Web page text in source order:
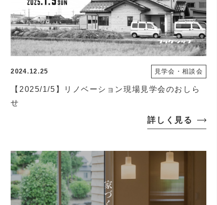
2024.12.25 見学会・相談会
【2025/1/5】リノベーション現場見学会のおしら
せ
詳しく見る